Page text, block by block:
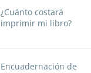
¿Cuánto costará
imprimir mi libro?
Encuadernación de